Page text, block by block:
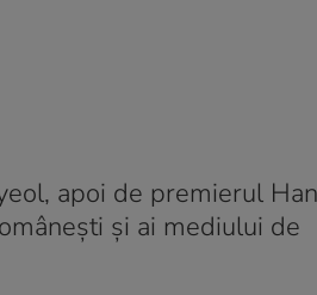
apoi de premierul Han
și ai mediului de